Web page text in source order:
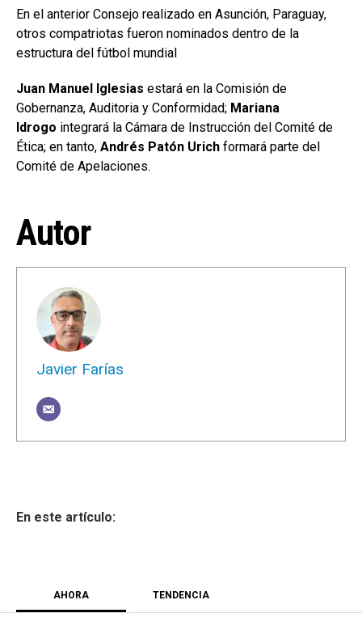
En el anterior Consejo realizado en Asunción, Paraguay,
otros compatriotas fueron nominados dentro de la
estructura del fútbol mundial
Juan Manuel Iglesias estará en la Comisión de
Gobernanza, Auditoria y Conformidad; Mariana
Idrogo integrará la Cámara de Instrucción del Comité de
Ética; en tanto, Andrés Patón Urich formará parte del
Comité de Apelaciones.
Autor
Javier Farías
AHORA TENDENCIA